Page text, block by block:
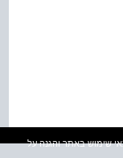
שימוש באתר והגנה על